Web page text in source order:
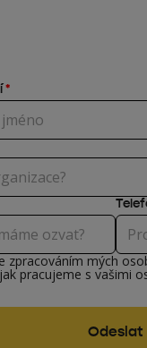
*
zpracováním mých
pracujeme s vašimi